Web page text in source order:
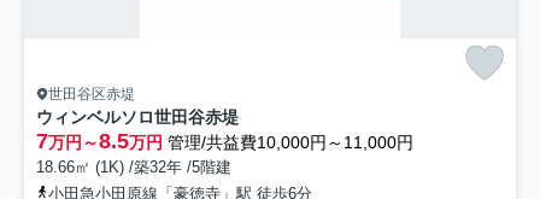
世田谷区赤堤
ウィンベルソロ世田谷赤堤
7万円～8.5万円 管理/共益費10,000円～11,000円
18.66㎡ (1K) /築32年 /5階建
小田急小田原線「豪徳寺」駅 徒歩6分